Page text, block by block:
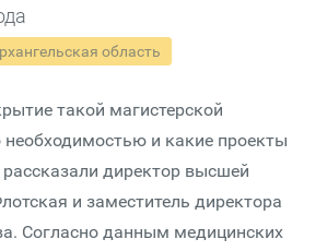
область
такой магистерской
и какие проекты
рассказали директор высшей
и заместитель директора
Согласно данным медицинских